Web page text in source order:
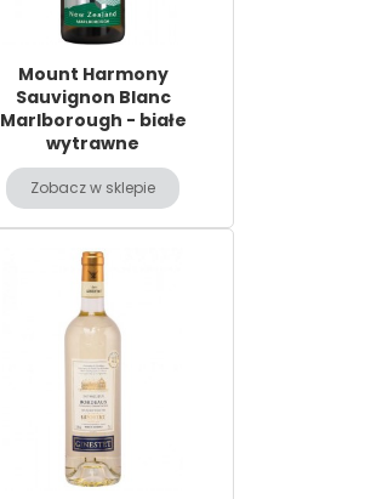
Mount Harmony
Sauvignon Blanc
Marlborough - białe
wytrawne
Zobacz w sklepie